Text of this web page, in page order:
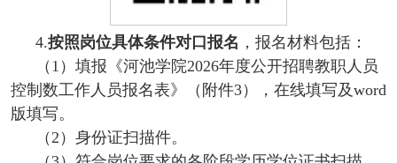
4.按照岗位具体条件对口报名 ，报名材料包括：
（1）填报《河池学院2026年度公开招聘教职人员
控制数工作人员报名表》（附件3），在线填写及word
版填写。
（2）身份证扫描件。